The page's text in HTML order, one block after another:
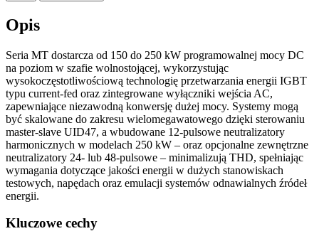
Opis
Seria MT dostarcza od 150 do 250 kW programowalnej mocy DC
na poziom w szafie wolnostojącej, wykorzystując
wysokoczęstotliwościową technologię przetwarzania energii IGBT
typu current-fed oraz zintegrowane wyłączniki wejścia AC,
zapewniające niezawodną konwersję dużej mocy. Systemy mogą
być skalowane do zakresu wielomegawatowego dzięki sterowaniu
master-slave UID47, a wbudowane 12-pulsowe neutralizatory
harmonicznych w modelach 250 kW – oraz opcjonalne zewnętrzne
neutralizatory 24- lub 48-pulsowe – minimalizują THD, spełniając
wymagania dotyczące jakości energii w dużych stanowiskach
testowych, napędach oraz emulacji systemów odnawialnych źródeł
energii.
Kluczowe cechy